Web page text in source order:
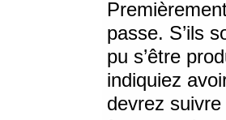
passe. S’ils
pu s’être
indiquiez
devrez